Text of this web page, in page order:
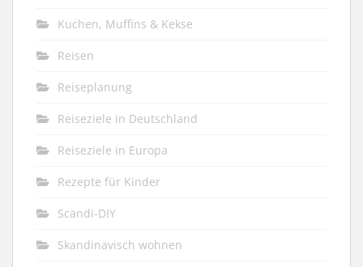
Kuchen, Muffins & Kekse
Reisen
Reiseplanung
Reiseziele in Deutschland
Reiseziele in Europa
Rezepte für Kinder
Scandi-DIY
Skandinavisch wohnen